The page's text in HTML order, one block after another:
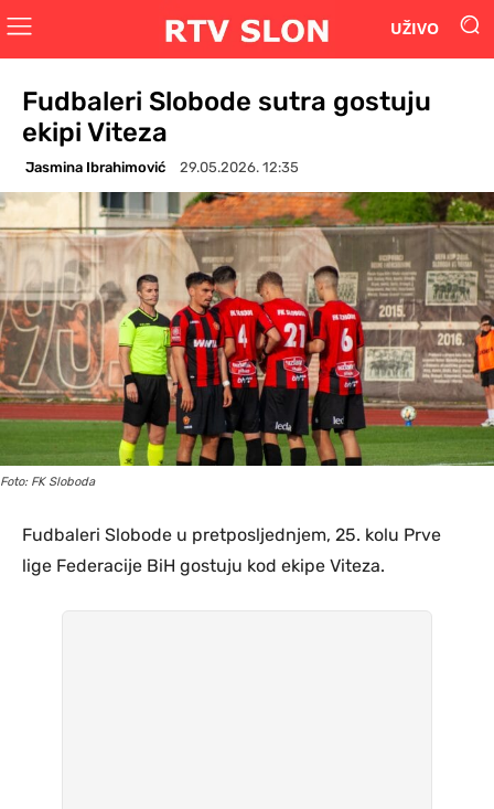
UŽIVO
Fudbaleri Slobode sutra gostuju
ekipi Viteza
Jasmina Ibrahimović 29.05.2026. 12:35
Foto: FK Sloboda
Fudbaleri Slobode u pretposljednjem, 25. kolu Prve
lige Federacije BiH gostuju kod ekipe Viteza.